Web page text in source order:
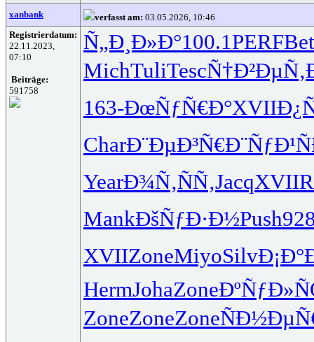
xanbank verfasst am: 03.05.2026, 10:46
Registrierdatum:
22.11.2023,
07:10
Beiträge:
591758
Ñ„Ð¸Ð»Ð°100.1PERF
MichTuliTescÑ†Ð²ÐµÑ‚
163-ÐœÑƒÑ€Ð°XVII
CharÐ¨ÐµÐ³Ñ€Ð¨ÑƒÐ¹Ñ
YearÐ¾Ñ‚ÑÑ‚JacqXVII
MankÐšÑƒÐ·Ð½Push
XVIIZoneMiyoSilv
HermJohaZone
ZoneZoneZone